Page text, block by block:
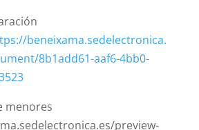
beneixama.sedelectronica.
8b1add61-aaf6-4bb0-
menores
preview-